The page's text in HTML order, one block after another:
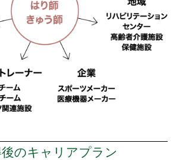
のキャリアプラン